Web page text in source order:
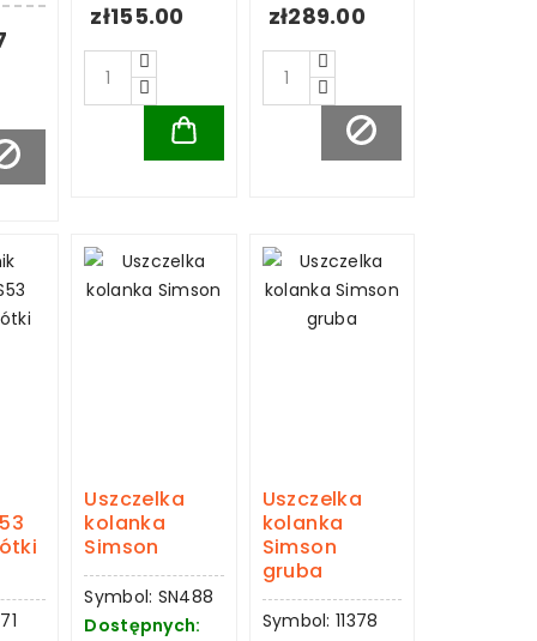
zł155.00 zł289.00
Uszczelka
kolanka
Simson
Symbol: SN488
Dostępnych:
Uszczelka
kolanka
Simson
gruba
Symbol: 11378